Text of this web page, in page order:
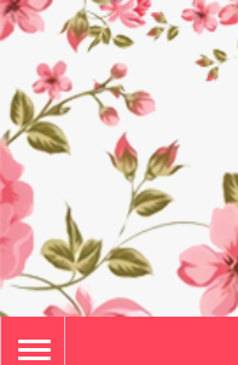
TOGGLE